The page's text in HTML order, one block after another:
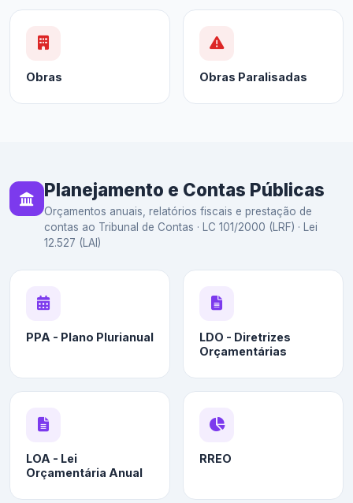
Obras Obras Paralisadas
Planejamento e Contas Públicas
Orçamentos anuais, relatórios fiscais e prestação de
contas ao Tribunal de Contas · LC 101/2000 (LRF) · Lei
12.527 (LAI)
PPA - Plano Plurianual
LDO - Diretrizes
Orçamentárias
LOA - Lei
Orçamentária Anual
RREO